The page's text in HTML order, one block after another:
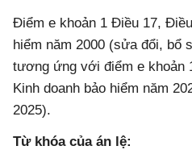
Điểm e khoản 1 Điều 17,
hiểm năm 2000 (sửa đổi, bổ
tương ứng với điểm e khoản
Kinh doanh bảo hiểm năm
2025).
Từ khóa của án lệ: